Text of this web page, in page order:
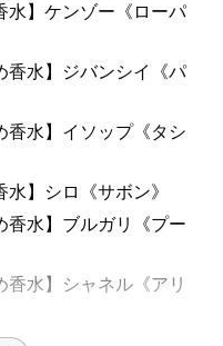
水】ケンゾー《ローパ
香水】ジバンシイ《パ
香水】イソップ《タシ
水】シロ《サボン》
香水】ブルガリ《プー
香水】シャネル《アリ